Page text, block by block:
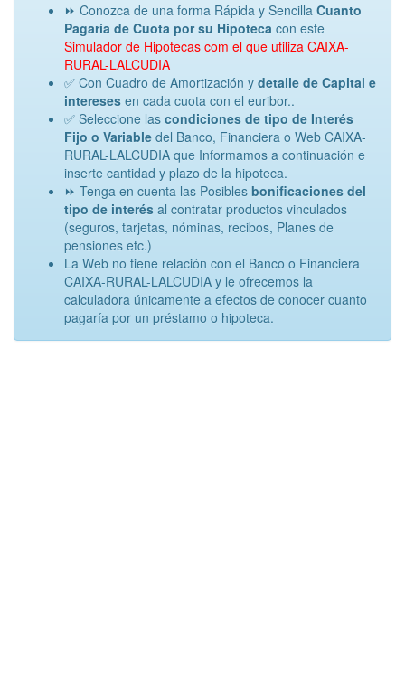
⏩ Conozca de una forma Rápida y Sencilla Cuanto
Pagaría de Cuota por su Hipoteca con este
Simulador de Hipotecas com el que utiliza CAIXA-
RURAL-LALCUDIA
✅ Con Cuadro de Amortización y detalle de Capital e
intereses en cada cuota con el euribor..
✅ Seleccione las condiciones de tipo de Interés
Fijo o Variable del Banco, Financiera o Web CAIXA-
RURAL-LALCUDIA que Informamos a continuación e
inserte cantidad y plazo de la hipoteca.
⏩ Tenga en cuenta las Posibles bonificaciones del
tipo de interés al contratar productos vinculados
(seguros, tarjetas, nóminas, recibos, Planes de
pensiones etc.)
La Web no tiene relación con el Banco o Financiera
CAIXA-RURAL-LALCUDIA y le ofrecemos la
calculadora únicamente a efectos de conocer cuanto
pagaría por un préstamo o hipoteca.